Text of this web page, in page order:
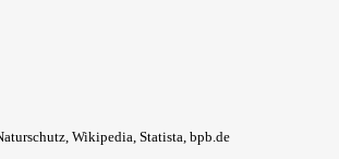
Wikipedia, Statista, bpb.de